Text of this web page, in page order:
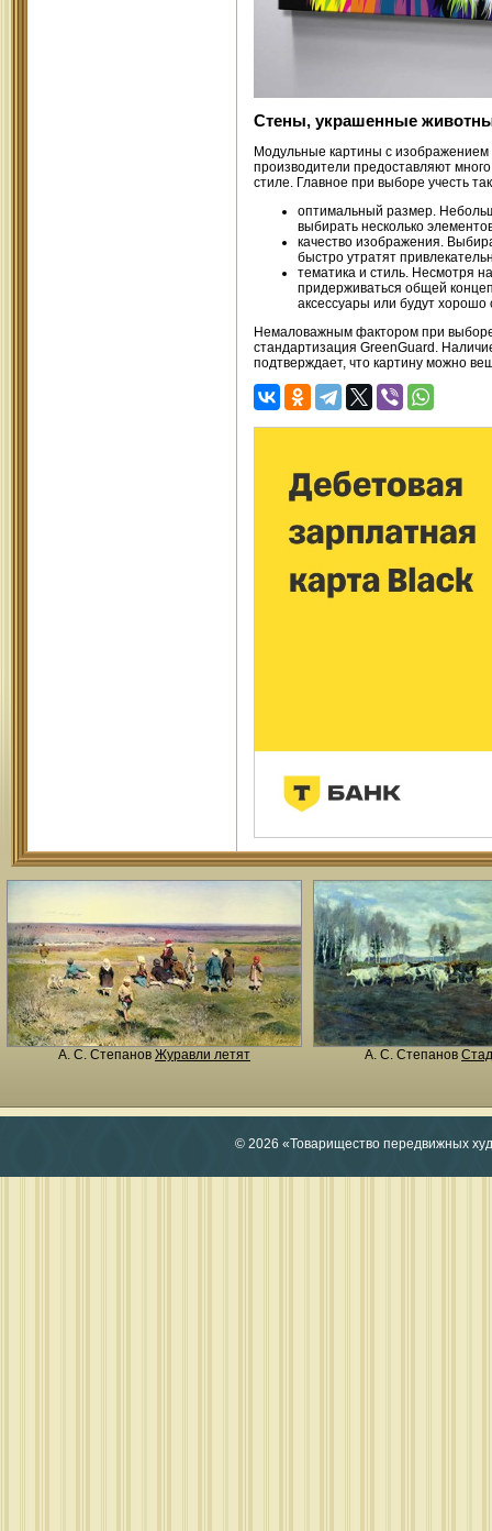
Стены, украшенные
Модульные картины с
производители предоставляют
стиле. Главное при выборе учесть
оптимальный размер.
выбирать несколько
качество изображения.
быстро утратят
тематика и стиль. Несмотря
придерживаться общей
аксессуары или будут
Немаловажным фактором при
стандартизация GreenGuard.
подтверждает, что картину можно
А. С. Степанов Журавли летят А. С. Степанов
© 2026 «Товарищество передвижных